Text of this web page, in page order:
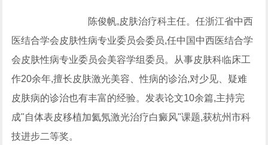
陈俊帆,皮肤治疗科主任。任浙江省中西
医结合学会皮肤性病专业委员会委员,任中国中西医结合学
会皮肤性病专业委员会美容学组委员。从事皮肤科临床工
作20余年,擅长皮肤激光美容、性病的诊治,对少见、疑难
皮肤病的诊治也有丰富的经验。发表论文10余篇,主持完
成"自体表皮移植加氦氖激光治疗白癜风"课题,获杭州市科
技进步二等奖。